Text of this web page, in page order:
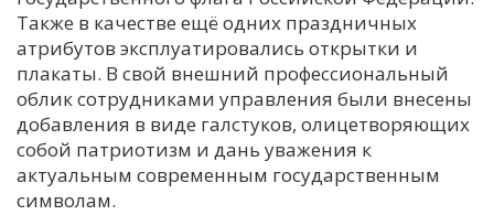
Также в качестве ещё одних праздничных
атрибутов эксплуатировались открытки и
плакаты. В свой внешний профессиональный
облик сотрудниками управления были внесены
добавления в виде галстуков, олицетворяющих
собой патриотизм и дань уважения к
актуальным современным государственным
символам.